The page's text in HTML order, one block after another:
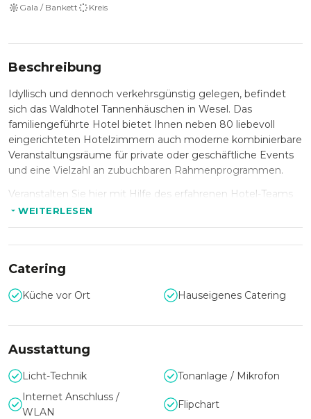
Gala / Bankett
Kreis
Beschreibung
Idyllisch und dennoch verkehrsgünstig gelegen, befindet
sich das Waldhotel Tannenhäuschen in Wesel. Das
familiengeführte Hotel bietet Ihnen neben 80 liebevoll
eingerichteten Hotelzimmern auch moderne kombinierbare
Veranstaltungsräume für private oder geschäftliche Events
und eine Vielzahl an zubuchbaren Rahmenprogrammen.
Veranstalten Sie hier mit Hilfe des erfahrenen Hotel-Teams
Ihre Traumhochzeit, Familienfeste der besonderen Art,
außergewöhnliche Tagungen oder Firmenjubiläen die im
unvergessliche Veranstaltungen mit bis zu 240 Personen.
Zum rundum perfekten Rahmen versorgt das hauseigene
einem individuellen Catering-Konzept, passend zu Ihrem
für die am Sie besten passende Variante. Warten Sie nicht
länger und begeistern Sie Ihre Gäste mit einer einzigartigen
Eventlocation und unvergesslichen Momenten!
WEITERLESEN
Catering
Küche vor Ort Hauseigenes Catering
Ausstattung
Licht-Technik
Tonanlage / Mikrofon
Internet Anschluss /
WLAN
Flipchart